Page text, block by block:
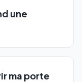
une
ma porte